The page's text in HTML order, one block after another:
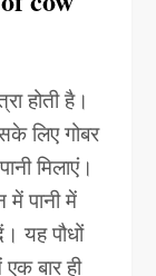
होती है।
लिए गोबर
मिलाएं।
पानी में
यह पौधों
बार ही